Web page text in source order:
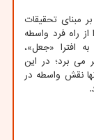
مبنای تحقیقات
راه فرد واسطه
افترا «جعل»،
می برد؛ در این
نقش واسطه در